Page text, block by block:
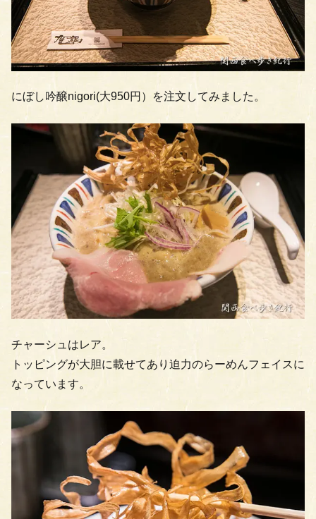
にぼし吟醸nigori(大950円）を注文してみました。
チャーシュはレア。
トッピングが大胆に載せてあり迫力のらーめんフェイスに
なっています。